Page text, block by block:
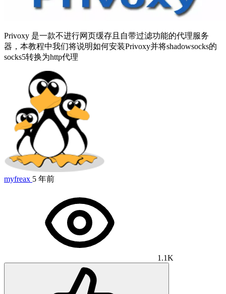
Privoxy 是一款不进行网页缓存且自带过滤功能的代理服务
器，本教程中我们将说明如何安装Privoxy并将shadowsocks的
socks5转换为http代理
myfreax 5 年前
1.1K